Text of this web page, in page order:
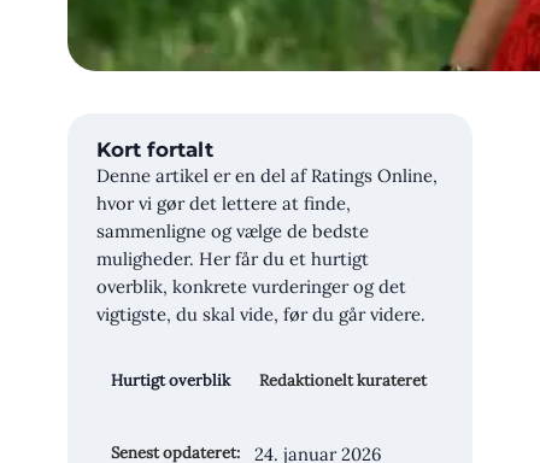
Kort fortalt
Denne artikel er en del af Ratings Online,
hvor vi gør det lettere at finde,
sammenligne og vælge de bedste
muligheder. Her får du et hurtigt
overblik, konkrete vurderinger og det
vigtigste, du skal vide, før du går videre.
Hurtigt overblik Redaktionelt kurateret
Senest opdateret: 24. januar 2026